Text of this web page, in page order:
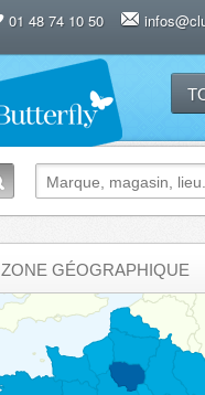
01 48 74 10 50
ZONE GÉOGRAPHIQUE